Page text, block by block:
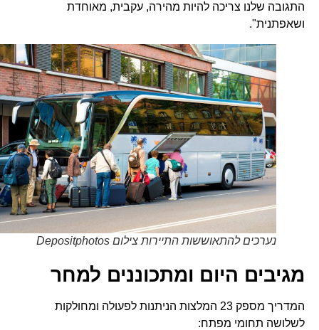
התגובה שלנו צריכה להיות מהירה, עקבית, מאוחדת
ושאפתנית".
נערכים להתאוששות התיירות צילום Depositphotos
מגיבים היום ומתכוננים למחר
המדריך מספק 23 המלצות הניתנות לפעולה ומחולקות
לשלושה תחומי מפתח: